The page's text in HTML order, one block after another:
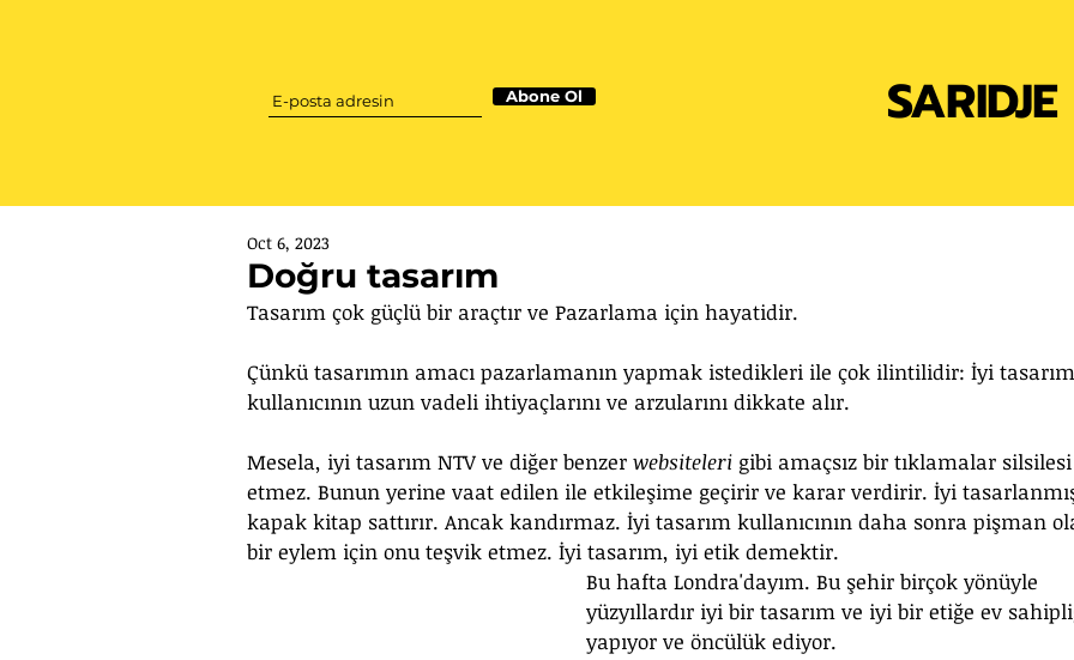
Abone Ol SARIDJE
Doğru tasarım
Oct 6, 2023
Tasarım çok güçlü bir araçtır ve Pazarlama için hayatidir.
Çünkü tasarımın amacı pazarlamanın yapmak istedikleri ile çok ilintilidir: İyi
kullanıcının uzun vadeli ihtiyaçlarını ve arzularını dikkate alır.
Mesela, iyi tasarım NTV ve diğer benzer websiteleri gibi amaçsız bir tıklamalar
etmez. Bunun yerine vaat edilen ile etkileşime geçirir ve karar verdirir. İyi
kapak kitap sattırır. Ancak kandırmaz. İyi tasarım kullanıcının daha sonra pişman
bir eylem için onu teşvik etmez. İyi tasarım, iyi etik demektir.
Bu hafta Londra'dayım. Bu şehir birçok yönüyle
yüzyıllardır iyi bir tasarım ve iyi bir etiğe ev
yapıyor ve öncülük ediyor.